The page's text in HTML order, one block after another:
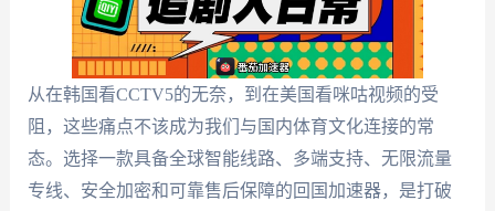
从在韩国看CCTV5的无奈，到在美国看咪咕视频的受
阻，这些痛点不该成为我们与国内体育文化连接的常
态。选择一款具备全球智能线路、多端支持、无限流量
专线、安全加密和可靠售后保障的回国加速器，是打破